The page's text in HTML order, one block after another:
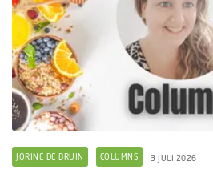
JORINE DE BRUIN COLUMNS 3 JULI 2026